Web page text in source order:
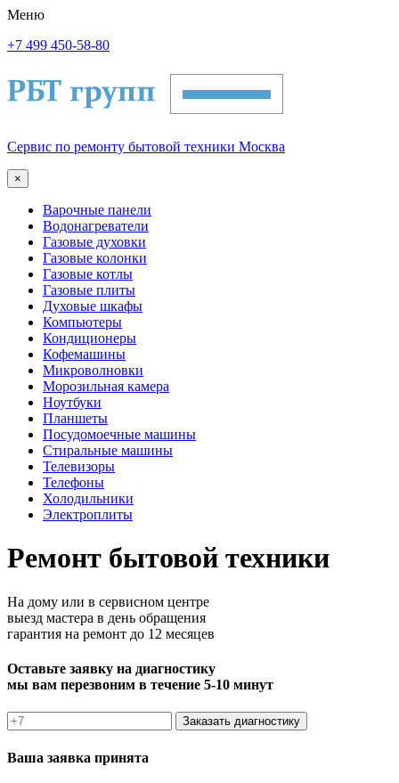
Меню
+7 499 450-58-80
Сервис по ремонту бытовой техники Москва
×
Варочные панели
Водонагреватели
Газовые духовки
Газовые колонки
Газовые котлы
Газовые плиты
Духовые шкафы
Компьютеры
Кондиционеры
Кофемашины
Микроволновки
Морозильная камера
Ноутбуки
Планшеты
Посудомоечные машины
Стиральные машины
Телевизоры
Телефоны
Холодильники
Электроплиты
Ремонт бытовой техники
На дому или в сервисном центре
выезд мастера в день обращения
гарантия на ремонт до 12 месяцев
Оставьте заявку на диагностику
мы вам перезвоним в течение 5-10 минут
Заказать диагностику
Ваша заявка принята